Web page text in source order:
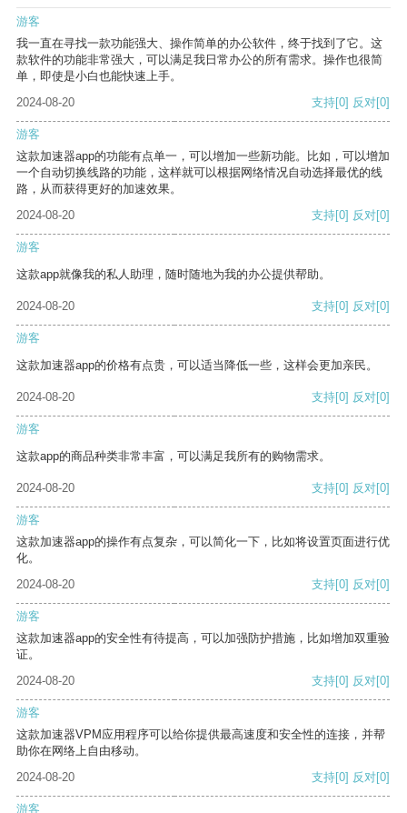
游客
我一直在寻找一款功能强大、操作简单的办公软件，终于找到了它。这
款软件的功能非常强大，可以满足我日常办公的所有需求。操作也很简
单，即使是小白也能快速上手。
2024-08-20
支持[0] 反对[0]
游客
这款加速器app的功能有点单一，可以增加一些新功能。比如，可以增加
一个自动切换线路的功能，这样就可以根据网络情况自动选择最优的线
路，从而获得更好的加速效果。
2024-08-20
支持[0] 反对[0]
游客
这款app就像我的私人助理，随时随地为我的办公提供帮助。
2024-08-20 支持[0] 反对[0]
游客
这款加速器app的价格有点贵，可以适当降低一些，这样会更加亲民。
2024-08-20 支持[0] 反对[0]
游客
这款app的商品种类非常丰富，可以满足我所有的购物需求。
2024-08-20 支持[0] 反对[0]
游客
这款加速器app的操作有点复杂，可以简化一下，比如将设置页面进行优
化。
2024-08-20
支持[0] 反对[0]
游客
这款加速器app的安全性有待提高，可以加强防护措施，比如增加双重验
证。
2024-08-20
支持[0] 反对[0]
游客
这款加速器VPM应用程序可以给你提供最高速度和安全性的连接，并帮
助你在网络上自由移动。
2024-08-20
支持[0] 反对[0]
游客